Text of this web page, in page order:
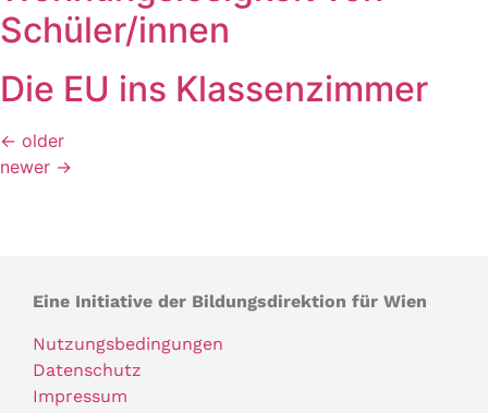
Schüler/​innen
Die EU ins Klassenzimmer
← older
newer →
Eine Initiative der Bildungsdirektion für Wien
Nutzungsbedingungen
Datenschutz
Impressum